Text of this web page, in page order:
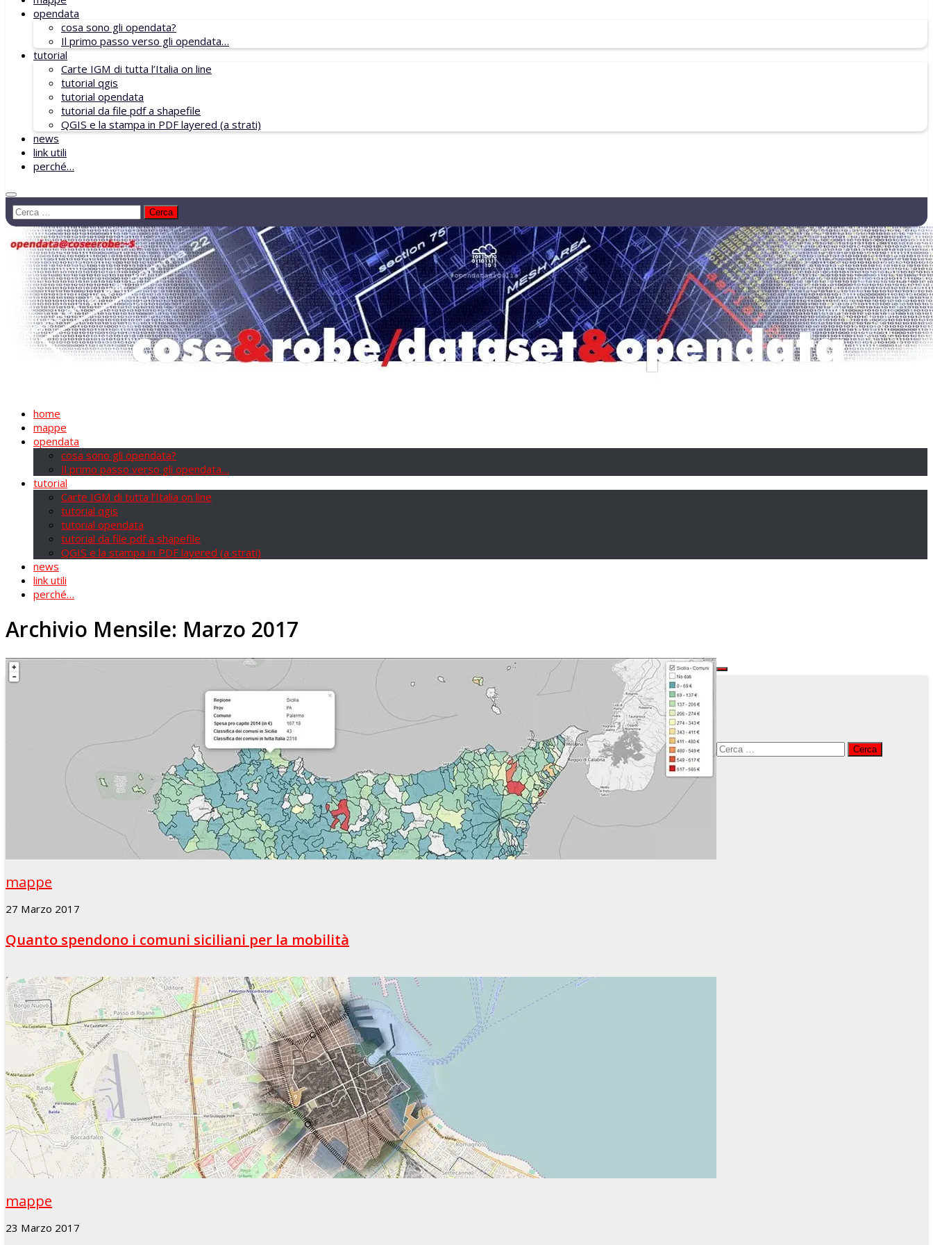
opendata
cosa sono gli opendata?
Il primo passo verso gli opendata…
tutorial
Carte IGM di tutta l’Italia on line
tutorial qgis
tutorial opendata
tutorial da file pdf a shapefile
QGIS e la stampa in PDF layered (a strati)
news
link utili
perché…
Ricerca
per:
home
mappe
opendata
cosa sono gli opendata?
Il primo passo verso gli opendata…
tutorial
Carte IGM di tutta l’Italia on line
tutorial qgis
tutorial opendata
tutorial da file pdf a shapefile
QGIS e la stampa in PDF layered (a strati)
news
link utili
perché…
Archivio Mensile: Marzo 2017
mappe
27 Marzo 2017
Quanto spendono i comuni siciliani per la mobilità
mappe
23 Marzo 2017
Ricerca
per: